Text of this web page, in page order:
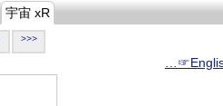
宇宙 xR
>>>